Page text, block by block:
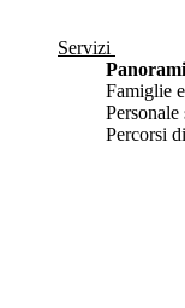
Servizi
Famiglie
Personale
Percorsi